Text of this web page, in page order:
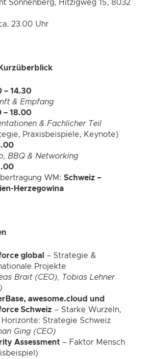
Sonnenberg, Hitzigweg 15, 8032
23.00 Uhr
– 14.30
& Empfang
– 18.00
& Fachlicher Teil
Praxisbeispiele, Keynote)
BBQ & Networking
WM: Schweiz –
Herzegowina
global
– Strategie &
Projekte
Brait (CEO), Tobias Lehner
awesome.cloud und
Schweiz – Starke Wurzeln,
Horizonte: Strategie Schweiz
Ging (CEO)
Assessment – Faktor Mensch